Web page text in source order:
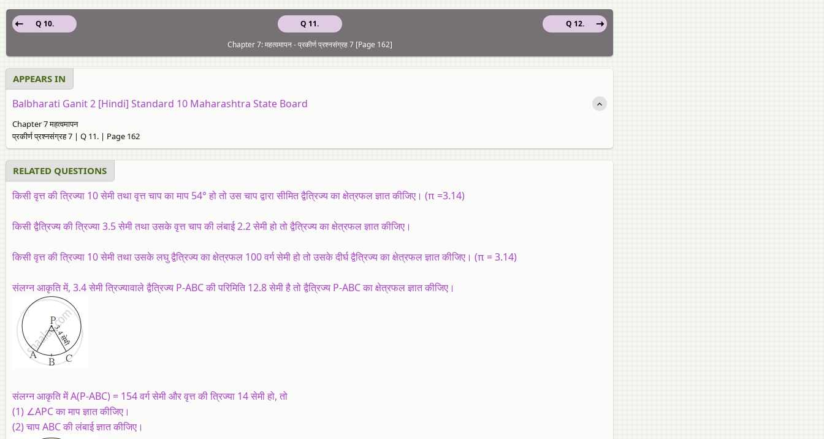
Q 11.
Q 10.
Q 12.
Chapter 7: महत्वमापन - प्रकीर्ण प्रश्नसंग्रह 7 [Page 162]
APPEARS IN
Balbharati Ganit 2 [Hindi] Standard 10 Maharashtra State Board
Chapter 7 महत्वमापन
प्रकीर्ण प्रश्नसंग्रह 7 | Q 11. | Page 162
RELATED QUESTIONS
किसी वृत्त की त्रिज्या 10 सेमी तथा वृत्त चाप का माप 54° हो तो उस चाप द्वारा सीमित द्वैत्रिज्य का क्षेत्रफल ज्ञात कीजिए। (π =3.14)
किसी द्वैत्रिज्य की त्रिज्या 3.5 सेमी तथा उसके वृत्त चाप की लंबाई 2.2 सेमी हो तो द्वैत्रिज्य का क्षेत्रफल ज्ञात कीजिए।
किसी वृत्त की त्रिज्या 10 सेमी तथा उसके लघु द्वैत्रिज्य का क्षेत्रफल 100 वर्ग सेमी हो तो उसके दीर्घ द्वैत्रिज्य का क्षेत्रफल ज्ञात कीजिए। (π = 3.14)
संलग्न आकृति में, 3.4 सेमी त्रिज्यावाले द्वैत्रिज्य P-ABC की परिमिति 12.8 सेमी है तो द्वैत्रिज्य P-ABC का क्षेत्रफल ज्ञात कीजिए।
संलग्न आकृति में A(P-ABC) = 154 वर्ग सेमी और वृत्त की त्रिज्या 14 सेमी हो, तो
(1) ∠APC का माप ज्ञात कीजिए।
(2) चाप ABC की लंबाई ज्ञात कीजिए।